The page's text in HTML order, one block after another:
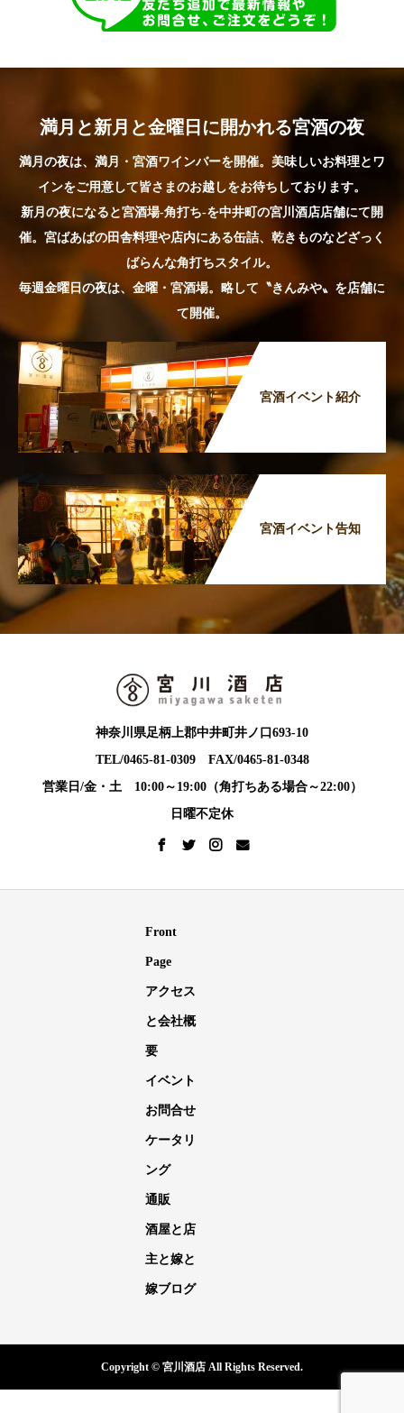
満月と新月と金曜日に開かれる宮酒の夜
満月の夜は、満月・宮酒ワインバーを開催。美味しいお料理とワ
インをご用意して皆さまのお越しをお待ちしております。
新月の夜になると宮酒場-角打ち-を中井町の宮川酒店店舗にて開
催。宮ばあばの田舎料理や店内にある缶詰、乾きものなどざっく
ばらんな角打ちスタイル。
毎週金曜日の夜は、金曜・宮酒場。略して〝きんみや〟を店舗に
て開催。
宮酒イベント紹介
宮酒イベント告知
神奈川県足柄上郡中井町井ノ口693-10
TEL/0465-81-0309 FAX/0465-81-0348
営業日/金・土 10:00～19:00（角打ちある場合～22:00）
日曜不定休
Front
Page
アクセス
と会社概
要
イベント
お問合せ
ケータリ
ング
通販
酒屋と店
主と嫁と
嫁ブログ
Copyright © 宮川酒店 All Rights Reserved.